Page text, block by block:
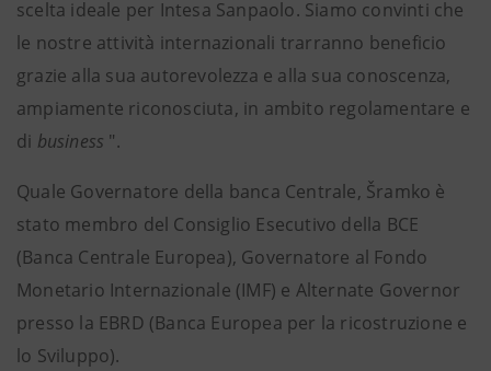
scelta ideale per Intesa Sanpaolo. Siamo convinti che
le nostre attività internazionali trarranno beneficio
grazie alla sua autorevolezza e alla sua conoscenza,
ampiamente riconosciuta, in ambito regolamentare e
di business ".
Quale Governatore della banca Centrale, Šramko è
stato membro del Consiglio Esecutivo della BCE
(Banca Centrale Europea), Governatore al Fondo
Monetario Internazionale (IMF) e Alternate Governor
presso la EBRD (Banca Europea per la ricostruzione e
lo Sviluppo).